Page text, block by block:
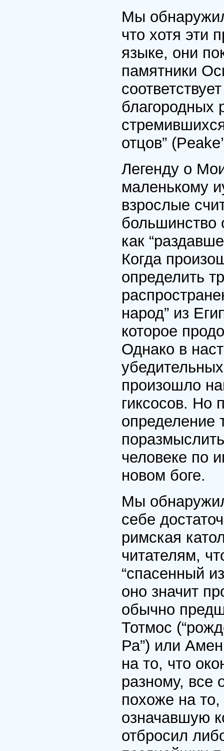
Мы
что хотя эти
языке, они
памятники
благородных
отцов”
Легенду о
маленькому
взрослые
большинство
как
Когда
определить
народ” из
которое
Однако в
произошло
гиксосов. Но
определение
человеке по
новом боге.
Мы
себе
римская
читателям,
“спасенный
оно значит
обычно
Тотмос
Ра”) или
на то, что
разному, все
похоже на
означавшую
отбросил